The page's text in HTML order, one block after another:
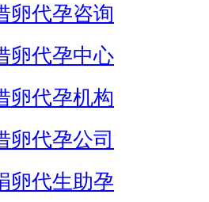
卵代孕咨询
卵代孕中心
卵代孕机构
卵代孕公司
卵代生助孕